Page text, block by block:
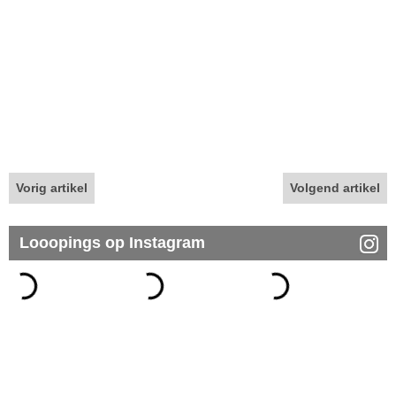
Vorig artikel Volgend artikel
Looopings op Instagram